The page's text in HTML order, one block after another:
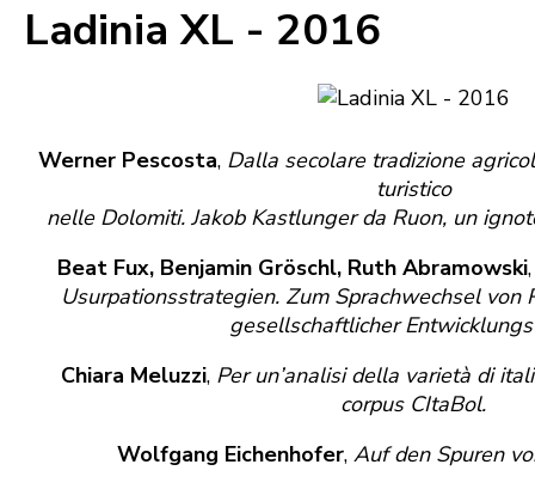
Ladinia XL - 2016
Werner Pescosta, Dalla secolare tradizione
turistico
nelle Dolomiti. Jakob Kastlunger da Ruon, un
Beat Fux, Benjamin Gröschl, Ruth Abramowski
Usurpationsstrategien. Zum Sprachwechsel von
gesellschaftlicher
Chiara Meluzzi,Per un’analisi della varietà di
corpus CItaBol.
Wolfgang Eichenhofer,Auf den Spuren